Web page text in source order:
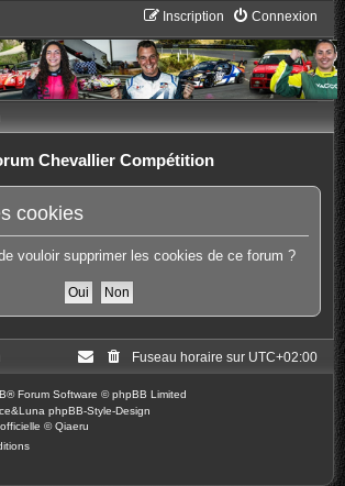
Connexion
Inscription
Chevallier Compétition
cookies
vouloir supprimer les cookies de ce forum ?
Fuseau horaire sur UTC+02:00
® Forum Software © phpBB Limited
phpBB-Style-Design
©Qiaeru